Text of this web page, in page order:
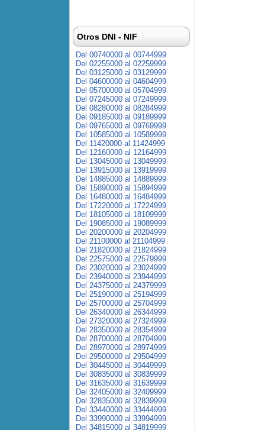
Otros DNI - NIF
Del 00740000 al 00744999
Del 02255000 al 02259999
Del 03125000 al 03129999
Del 04600000 al 04604999
Del 05700000 al 05704999
Del 07245000 al 07249999
Del 08280000 al 08284999
Del 09185000 al 09189999
Del 09765000 al 09769999
Del 10585000 al 10589999
Del 11420000 al 11424999
Del 12160000 al 12164999
Del 13045000 al 13049999
Del 13915000 al 13919999
Del 14885000 al 14889999
Del 15890000 al 15894999
Del 16480000 al 16484999
Del 17220000 al 17224999
Del 18105000 al 18109999
Del 19085000 al 19089999
Del 20200000 al 20204999
Del 21100000 al 21104999
Del 21820000 al 21824999
Del 22575000 al 22579999
Del 23020000 al 23024999
Del 23940000 al 23944999
Del 24375000 al 24379999
Del 25190000 al 25194999
Del 25700000 al 25704999
Del 26340000 al 26344999
Del 27320000 al 27324999
Del 28350000 al 28354999
Del 28700000 al 28704999
Del 28970000 al 28974999
Del 29500000 al 29504999
Del 30445000 al 30449999
Del 30835000 al 30839999
Del 31635000 al 31639999
Del 32405000 al 32409999
Del 32835000 al 32839999
Del 33440000 al 33444999
Del 33990000 al 33994999
Del 34815000 al 34819999